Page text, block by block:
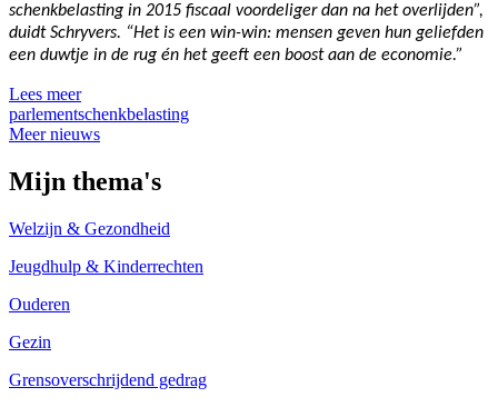
schenkbelasting in 2015 fiscaal voordeliger dan na het overlijden”,
duidt Schryvers. “Het is een win-win: mensen geven hun geliefden
een duwtje in de rug én het geeft een boost aan de economie.”
Lees meer
parlementschenkbelasting
Meer nieuws
Mijn thema's
Welzijn & Gezondheid
Jeugdhulp & Kinderrechten
Ouderen
Gezin
Grensoverschrijdend gedrag